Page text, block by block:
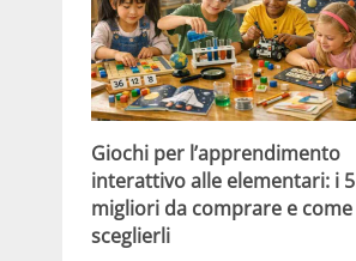
Giochi per l’apprendimento
interattivo alle elementari: i 5
migliori da comprare e come
sceglierli